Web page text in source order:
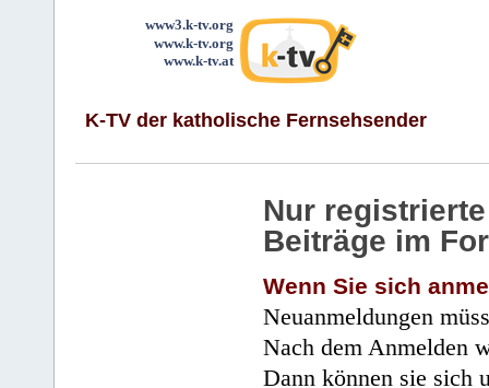
www3.k-tv.org
www.k-tv.org
www.k-tv.at
K-TV der katholische Fernsehsender
Nur
Beiträge im
Wenn Sie sich
Neuanmeldungen
Nach dem Anmelden
Dann können sie sich